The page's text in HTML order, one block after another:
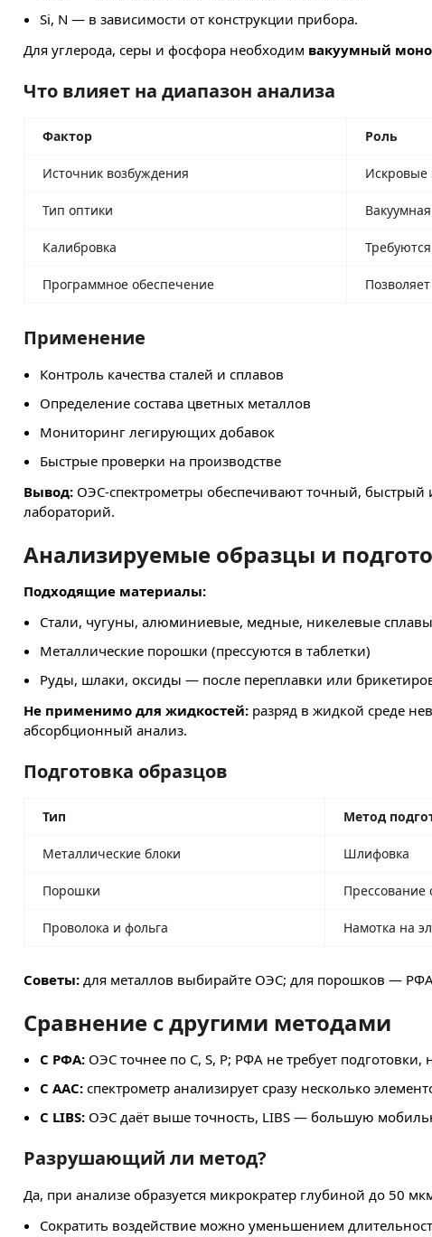
Si, N — в зависимости от конструкции прибора.
Для углерода, серы и фосфора необходим вакуумный
Что влияет на диапазон анализа
Фактор Роль
Источник возбуждения Искровые
Тип оптики
Калибровка
Программное обеспечение
Применение
Контроль качества сталей и сплавов
Определение состава цветных металлов
Мониторинг легирующих добавок
Быстрые проверки на производстве
Вывод: ОЭС-спектрометры обеспечивают точный, быстрый
лабораторий.
Анализируемые образцы и
Подходящие материалы:
Стали, чугуны, алюминиевые, медные, никелевые сплавы
Металлические порошки (прессуются в таблетки)
Руды, шлаки, оксиды — после переплавки или
Не применимо для жидкостей: разряд в жидкой среде
абсорбционный анализ.
Подготовка образцов
Тип Метод
Металлические блоки Шлифовка
Порошки Прессование
Проволока и фольга Намотка на
Советы: для металлов выбирайте ОЭС; для порошков —
Сравнение с другими методами
С РФА: ОЭС точнее по C, S, P; РФА не требует подготовки,
С ААС: спектрометр анализирует сразу несколько
С LIBS: ОЭС даёт выше точность, LIBS — большую
Разрушающий ли метод?
Да, при анализе образуется микрократер глубиной до 50
Сократить воздействие можно уменьшением